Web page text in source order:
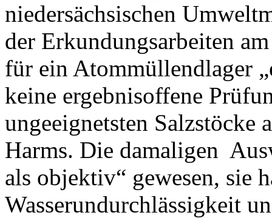
niedersächsischen
der Erkundungsarbeiten
für ein Atommüllendlager
keine ergebnisoffene
ungeeignetsten Salzstöcke
Harms. Die damaligen
als objektiv“ gewesen, sie
Wasserundurchlässigkeit